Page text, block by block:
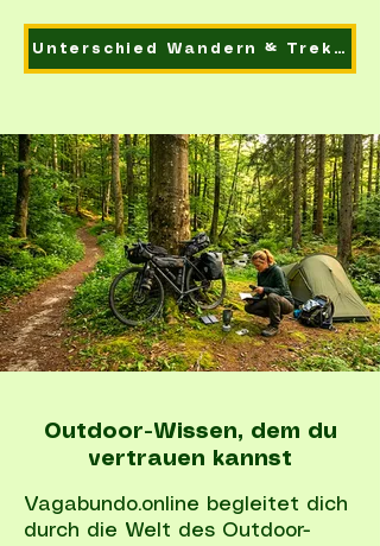
Unterschied Wandern & Trekking
Outdoor-Wissen, dem du
vertrauen kannst
Vagabundo.online begleitet dich
durch die Welt des Outdoor-